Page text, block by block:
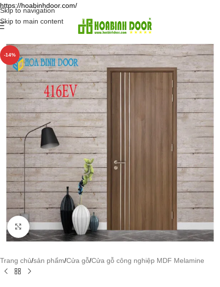
https://hoabinhdoor.com/
Skip to navigation
Skip to main content
-14%
Click to enlarge
Trang chủ/sản phẩm/Cửa gỗ/Cửa gỗ công nghiệp MDF Melamine